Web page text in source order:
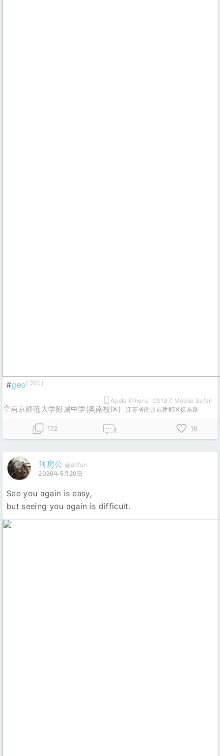
#geo[395]
Apple iPhone iOS18.7 Mobile Safari
南京师范大学附属中学(奥南校区) 江苏省南京市建邺区保东路
172 ! 16
阿房公 @ahfun
2026年5月20日
See you again is easy,
but seeing you again is difficult.